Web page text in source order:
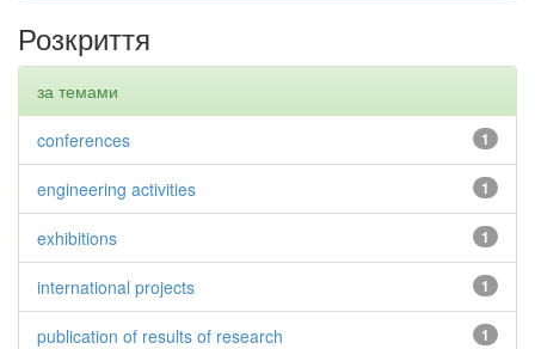
Розкриття
за темами
1
conferences
1
engineering activities
1
exhibitions
1
international projects
1
publication of results of research